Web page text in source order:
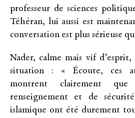
professeur de sciences
Téhéran, lui aussi est
conversation est plus sérieuse
Nader, calme mais vif
situation : « Écoute, ces
montrent clairement
renseignement et de
islamique ont été durement